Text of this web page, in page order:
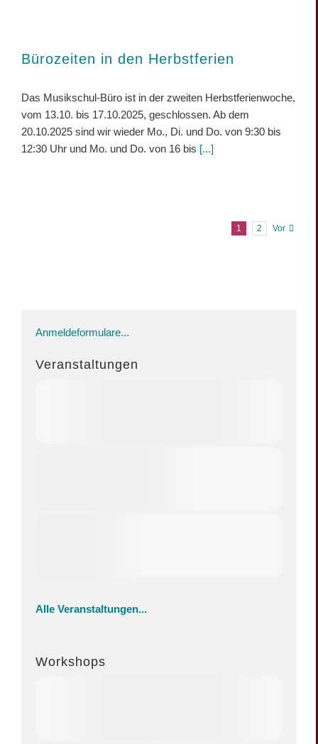
Bürozeiten in den Herbstferien
Das Musikschul-Büro ist in der zweiten Herbstferienwoche,
vom 13.10. bis 17.10.2025, geschlossen. Ab dem
20.10.2025 sind wir wieder Mo., Di. und Do. von 9:30 bis
12:30 Uhr und Mo. und Do. von 16 bis [...]
1 2 Vor
Anmeldeformulare...
Veranstaltungen
Alle Veranstaltungen...
Workshops